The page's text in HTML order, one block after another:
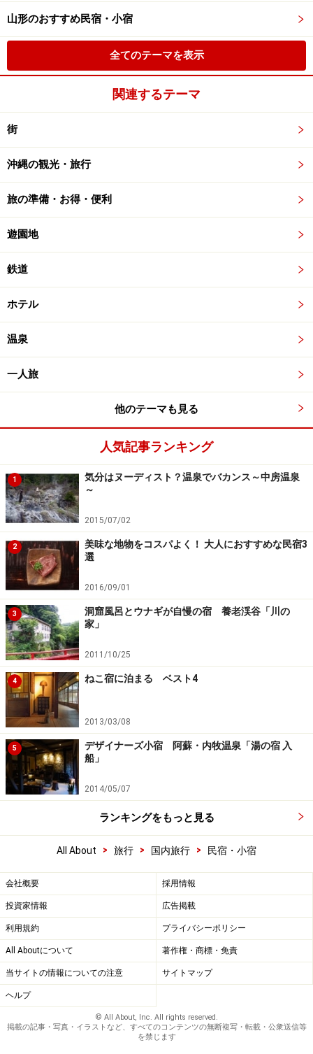
山形のおすすめ民宿・小宿
全てのテーマを表示
関連するテーマ
街
沖縄の観光・旅行
旅の準備・お得・便利
遊園地
鉄道
ホテル
温泉
一人旅
他のテーマも見る
人気記事ランキング
1
気分はヌーディスト？温泉でバカンス～中房温泉
～
2015/07/02
2
美味な地物をコスパよく！ 大人におすすめな民宿3
選
2016/09/01
3
洞窟風呂とウナギが自慢の宿 養老渓谷「川の
家」
2011/10/25
4 ねこ宿に泊まる ベスト4
2013/03/08
5
デザイナーズ小宿 阿蘇・内牧温泉「湯の宿 入
船」
2014/05/07
ランキングをもっと見る
All About > 旅行 > 国内旅行 > 民宿・小宿
会社概要 採用情報
投資家情報 広告掲載
利用規約 プライバシーポリシー
All Aboutについて 著作権・商標・免責
当サイトの情報についての注意 サイトマップ
ヘルプ
© All About, Inc. All rights reserved.
掲載の記事・写真・イラストなど、すべてのコンテンツの無断複写・転載・公衆送信等
を禁じます